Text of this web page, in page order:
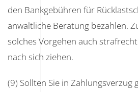
den Bankgebühren für
anwaltliche Beratung bezahlen.
solches Vorgehen auch
nach sich ziehen.
(9) Sollten Sie in Zahlungsverzug